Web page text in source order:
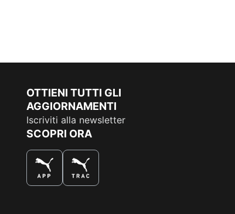
OTTIENI TUTTI GLI
AGGIORNAMENTI
Iscriviti alla newsletter
SCOPRI ORA